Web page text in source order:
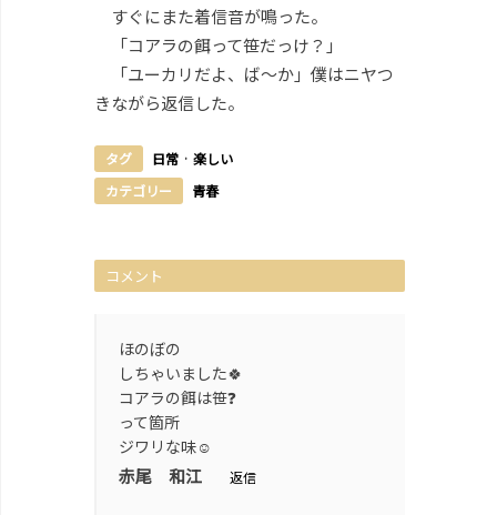
すぐにまた着信音が鳴った。
「コアラの餌って笹だっけ？」
「ユーカリだよ、ば～か」僕はニヤつ
きながら返信した。
タグ 日常 · 楽しい
カテゴリー
青春
コメント
ほのぼの
しちゃいました🍀
コアラの餌は笹❓
って箇所
ジワリな味☺️
赤尾 和江 返信